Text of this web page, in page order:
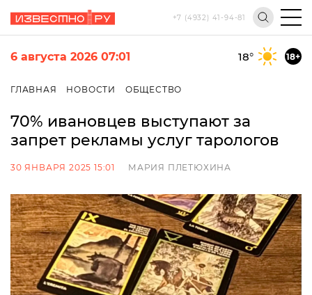
+7 (4932) 41-94-81
6 августа 2026 07:01 18° 18+
ГЛАВНАЯ НОВОСТИ ОБЩЕСТВО
70% ивановцев выступают за
запрет рекламы услуг тарологов
30 ЯНВАРЯ 2025 15:01 МАРИЯ ПЛЕТЮХИНА